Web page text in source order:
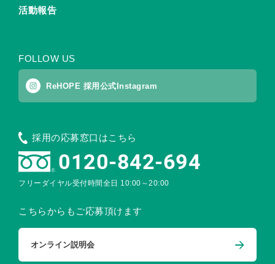
活動報告
FOLLOW US
ReHOPE 採用公式Instagram
採用の応募窓口はこちら
0120-842-694
フリーダイヤル受付時間全日 10:00～20:00
こちらからもご応募頂けます
オンライン説明会